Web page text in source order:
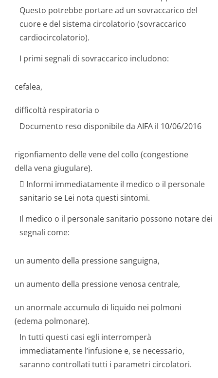
Questo potrebbe portare ad un sovraccarico del
cuore e del sistema circolatorio (sovraccarico
cardiocircola­torio).
I primi segnali di sovraccarico includono:
cefalea,
difficoltà respiratoria o
Documento reso disponibile da AIFA il 10/06/2016
rigonfiamento delle vene del collo (congestione
della vena giugulare).
 Informi immediatamente il medico o il personale
sanitario se Lei nota questi sintomi.
Il medico o il personale sanitario possono notare dei
segnali come:
un aumento della pressione sanguigna,
un aumento della pressione venosa centrale,
un anormale accumulo di liquido nei polmoni
(edema polmonare).
In tutti questi casi egli interromperà
immediatamente l’infusione e, se necessario,
saranno controllati tutti i parametri circolatori.